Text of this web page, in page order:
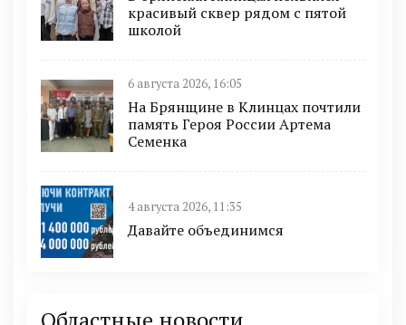
красивый сквер рядом с пятой
школой
6 августа 2026, 16:05
На Брянщине в Клинцах почтили
память Героя России Артема
Семенка
4 августа 2026, 11:35
Давайте объединимся